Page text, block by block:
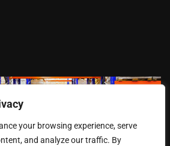
your browsing experience, serve
and analyze our traffic. By
con nosotros
Entrar